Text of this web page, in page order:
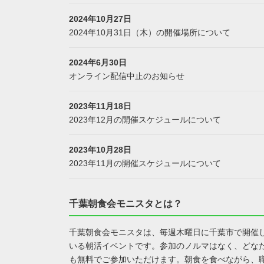
2024年10月27日
2024年10月31日（木）の開催場所について
2024年6月30日
オンライン配信中止のお知らせ
2023年11月18日
2023年12月の開催スケジュールについて
2023年10月28日
2023年11月の開催スケジュールについて
千葉朝食会モニスタとは？
千葉朝食会モニスタは、毎週木曜日に千葉市で開催
いる朝活イベントです。参加のノルマはなく、どな
も無料でご参加いただけます。朝食を食べながら、